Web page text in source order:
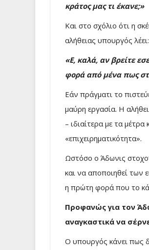
κράτος μας τι έκανε;»
Και στο σχόλιο ότι η
αλήθειας υπουργός λέει:
«Ε, καλά, αν βρείτε
φορά από μένα πως
Εάν πράγματι το
μαύρη εργασία. Η
– ιδιαίτερα με τα
«επιχειρηματικότητα».
Ωστόσο ο Άδωνις
και να αποποιηθεί των
η πρώτη φορά που το
Προφανώς για τον
αναγκαστικά να
Ο υπουργός κάνει πως